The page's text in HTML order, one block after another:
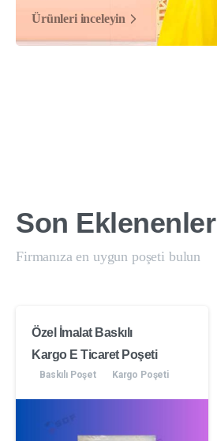
Ürünleri inceleyin
Son Eklenenler
Firmanıza en uygun poşeti bulun
Özel İmalat Baskılı
Kargo E Ticaret Poşeti
Baskılı Poşet Kargo Poşeti